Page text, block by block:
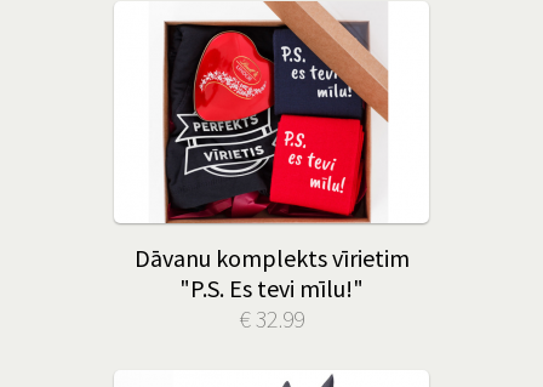
Dāvanu komplekts vīrietim
"P.S. Es tevi mīlu!"
€ 32.99